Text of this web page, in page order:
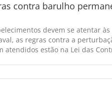
contra barulho
devem se atentar
as regras contra a
atendidos estão na Lei das